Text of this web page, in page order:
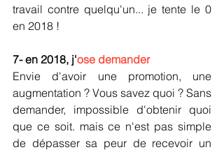
travail contre quelqu'un... je tente le 0
en 2018 !
7- en 2018, j'ose demander
Envie d'avoir une promotion, une
augmentation ? Vous savez quoi ? Sans
demander, impossible d'obtenir quoi
que ce soit. mais ce n'est pas simple
de dépasser sa peur de recevoir un